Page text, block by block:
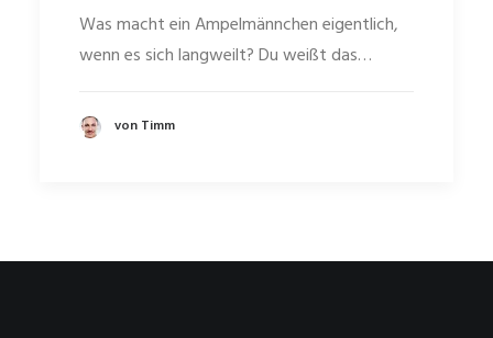
Was macht ein Ampelmännchen eigentlich,
wenn es sich langweilt? Du weißt das…
von Timm